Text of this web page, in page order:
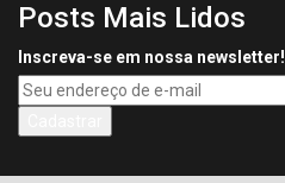
Posts Mais Lidos
Inscreva-se em nossa newsletter!